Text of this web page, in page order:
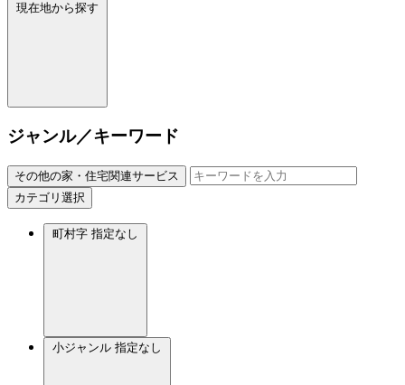
現在地から探す
ジャンル／キーワード
その他の家・住宅関連サービス
カテゴリ選択
町村字 指定なし
小ジャンル 指定なし